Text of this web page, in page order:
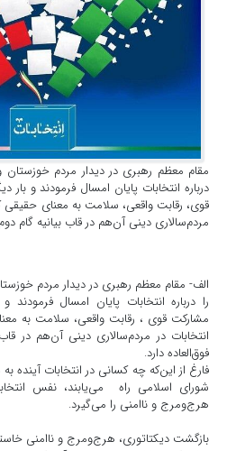
مقام معظم رهبری در دیدار مردم
درباره انتخابات پایان امسال فرمودند و بار
قوی، رقابت واقعی، سلامت به معنای حقیقی
مردم‌سالاری دینی آن‌هم در قاب بیانیه گام
الف- مقام معظم رهبری در دیدار مردم
را درباره انتخابات پایان امسال فرمودند
مشارکت قوی ، رقابت واقعی، سلامت به
انتخابات در مردم‌سالاری دینی آن‌هم در
فوق‌العاده دارد.
فارغ از این‌که چه کسانی در انتخابات
شورای اسلامی راه می‌یابند، نفس
هرج‌ومرج و ناامنی را می‌گیرد.
بازگشت دیکتاتوری، هرج‌ومرج و ناامنی